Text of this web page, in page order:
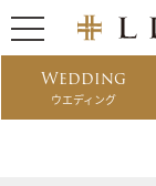
Wedding
ウエディング